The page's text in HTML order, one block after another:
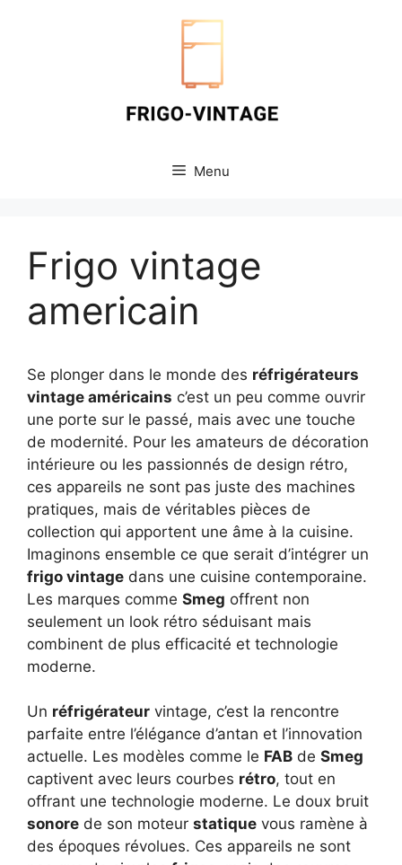
Menu
Frigo vintage
americain
Se plonger dans le monde des réfrigérateurs
vintage américains c’est un peu comme ouvrir
une porte sur le passé, mais avec une touche
de modernité. Pour les amateurs de décoration
intérieure ou les passionnés de design rétro,
ces appareils ne sont pas juste des machines
pratiques, mais de véritables pièces de
collection qui apportent une âme à la cuisine.
Imaginons ensemble ce que serait d’intégrer un
frigo vintage dans une cuisine contemporaine.
Les marques comme Smeg offrent non
seulement un look rétro séduisant mais
combinent de plus efficacité et technologie
moderne.
Un réfrigérateur vintage, c’est la rencontre
parfaite entre l’élégance d’antan et l’innovation
actuelle. Les modèles comme le FAB de Smeg
captivent avec leurs courbes rétro, tout en
offrant une technologie moderne. Le doux bruit
sonore de son moteur statique vous ramène à
des époques révolues. Ces appareils ne sont